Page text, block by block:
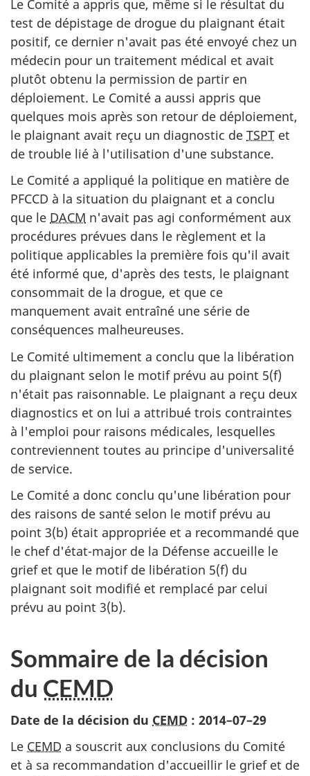
Le Comité a appris que, même si le résultat du
test de dépistage de drogue du plaignant était
positif, ce dernier n'avait pas été envoyé chez un
médecin pour un traitement médical et avait
plutôt obtenu la permission de partir en
déploiement. Le Comité a aussi appris que
quelques mois après son retour de déploiement,
le plaignant avait reçu un diagnostic de TSPT et
de trouble lié à l'utilisation d'une substance.
Le Comité a appliqué la politique en matière de
PFCCD à la situation du plaignant et a conclu
que le DACM n'avait pas agi conformément aux
procédures prévues dans le règlement et la
politique applicables la première fois qu'il avait
été informé que, d'après des tests, le plaignant
consommait de la drogue, et que ce
manquement avait entraîné une série de
conséquences malheureuses.
Le Comité ultimement a conclu que la libération
du plaignant selon le motif prévu au point 5(f)
n'était pas raisonnable. Le plaignant a reçu deux
diagnostics et on lui a attribué trois contraintes
à l'emploi pour raisons médicales, lesquelles
contreviennent toutes au principe d'universalité
de service.
Le Comité a donc conclu qu'une libération pour
des raisons de santé selon le motif prévu au
point 3(b) était appropriée et a recommandé que
le chef d'état-major de la Défense accueille le
grief et que le motif de libération 5(f) du
plaignant soit modifié et remplacé par celui
prévu au point 3(b).
Sommaire de la décision
du CEMD
Date de la décision du CEMD : 2014–07–29
Le CEMD a souscrit aux conclusions du Comité
et à sa recommandation d'accueillir le grief et de